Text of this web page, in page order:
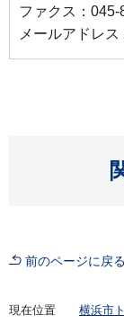
ファクス：045-
メールアドレス
前のページに戻る
現在位置 横浜市